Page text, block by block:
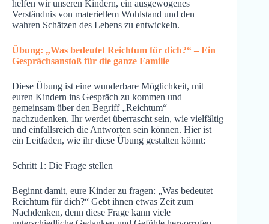
helfen wir unseren Kindern, ein ausgewogenes
Verständnis von materiellem Wohlstand und den
wahren Schätzen des Lebens zu entwickeln.
Übung: „Was bedeutet Reichtum für dich?“ – Ein
Gesprächsanstoß für die ganze Familie
Diese Übung ist eine wunderbare Möglichkeit, mit
euren Kindern ins Gespräch zu kommen und
gemeinsam über den Begriff „Reichtum“
nachzudenken. Ihr werdet überrascht sein, wie vielfältig
und einfallsreich die Antworten sein können. Hier ist
ein Leitfaden, wie ihr diese Übung gestalten könnt:
Schritt 1: Die Frage stellen
Beginnt damit, eure Kinder zu fragen: „Was bedeutet
Reichtum für dich?“ Gebt ihnen etwas Zeit zum
Nachdenken, denn diese Frage kann viele